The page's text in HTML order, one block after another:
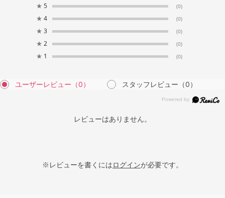
★ 5 (0)
★ 4 (0)
★ 3 (0)
★ 2 (0)
★ 1 (0)
ユーザーレビュー （0） スタッフレビュー （0）
レビューはありません。
※レビューを書くにはログインが必要です。